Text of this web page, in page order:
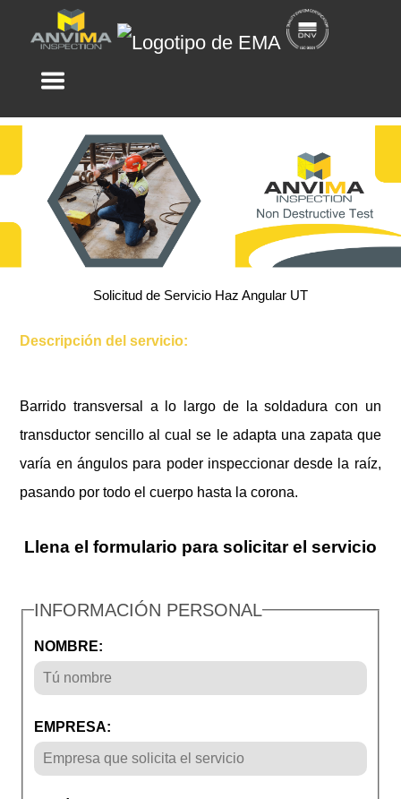
Solicitud de Servicio Haz Angular UT
Solicitud de Servicio Haz Angular UT
Descripción del servicio:
Barrido transversal a lo largo de la soldadura con un
transductor sencillo al cual se le adapta una zapata que
varía en ángulos para poder inspeccionar desde la raíz,
pasando por todo el cuerpo hasta la corona.
Llena el formulario para solicitar el servicio
INFORMACIÓN PERSONAL
NOMBRE:
EMPRESA: